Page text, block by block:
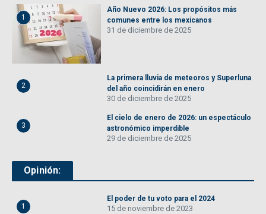
1
Año Nuevo 2026: Los propósitos más
comunes entre los mexicanos
31 de diciembre de 2025
2
La primera lluvia de meteoros y Superluna
del año coincidirán en enero
30 de diciembre de 2025
3
El cielo de enero de 2026: un espectáculo
astronómico imperdible
29 de diciembre de 2025
Opinión:
1
El poder de tu voto para el 2024
15 de noviembre de 2023